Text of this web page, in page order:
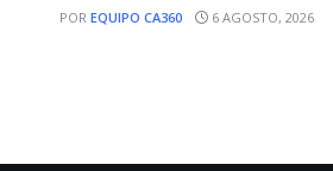
POR EQUIPO CA360 6 AGOSTO, 2026